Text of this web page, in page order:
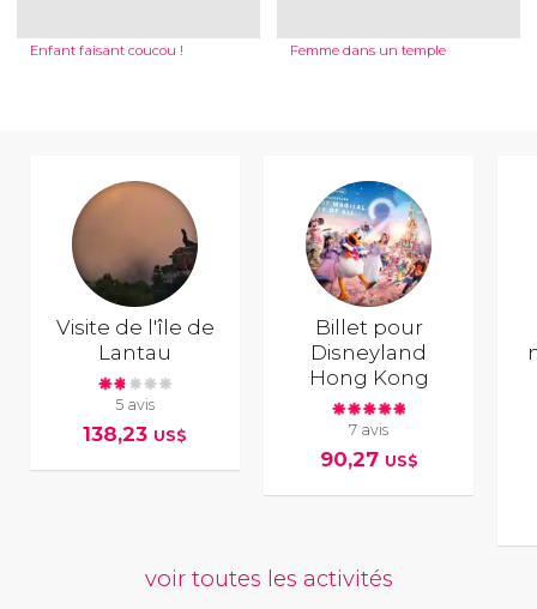
Enfant faisant coucou ! Femme dans un temple
Visite de l'île de
Lantau
5 avis
138,23 US$
Billet pour
Disneyland
Hong Kong
7 avis
90,27 US$
voir toutes les activités